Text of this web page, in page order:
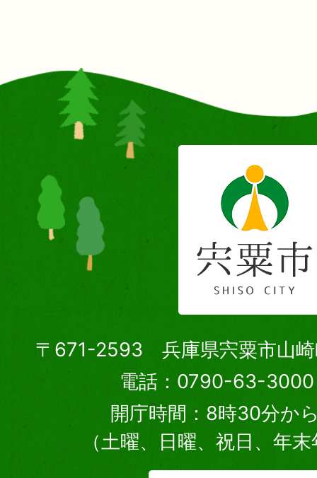
〒671-2593 兵庫県宍粟市山崎
電話：0790-63-3000
開庁時間：8時30分か
（土曜、日曜、祝日、年